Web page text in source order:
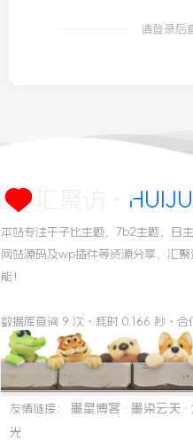
请登录后
汇聚访・
本站专注于子比主题，7b2主题，日
网站源码及wp插件等资源分享，汇
能！
数据库查询 9 次・耗时 0.166 秒・合
友情链接： 墨星博客 · 墨染云天 ·
光